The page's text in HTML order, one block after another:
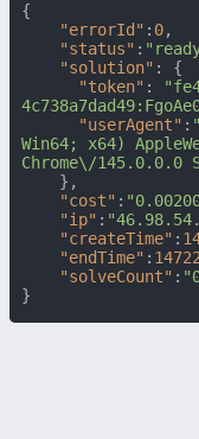
{
"errorId" : 0,
"status" :
"solution" :
{
"token" :
"userAgent" :
Win64; x64)
Chrome\/145.0.0.0
} ,
"cost" :
"ip" :
"createTime" :
"endTime" :
"solveCount" :
}